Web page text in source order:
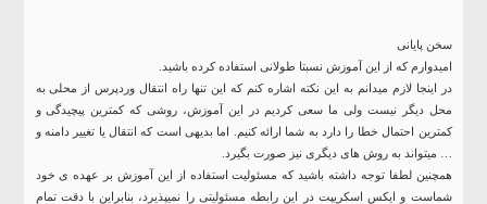
سخن پایانی
امیدوارم که از این آموزش نسبتا طولانی استفاده کرده باشید.
در اینجا لازم میدانم به این نکته اشاره کنم که این تنها راه انتقال وردپرس از محلی به
محل دیگر نیست ولی ما سعی کردیم در این آموزش، روشی که کمترین پیچیدگی و
کمترین احتمال خطا را دارد به شما ارائه کنیم. اما بدیهی است که انتقال یا تغییر دامنه و
… میتواند به روش های دیگری نیز صورت بگیرد.
همچنین لطفا توجه داشته باشید که مسئولیت استفاده از این آموزش بر عهده ی خود
شماست و ایکس اسکریپت در این رابطه مسئولیتی را نمیپذیرد، بنابراین با دقت تمام